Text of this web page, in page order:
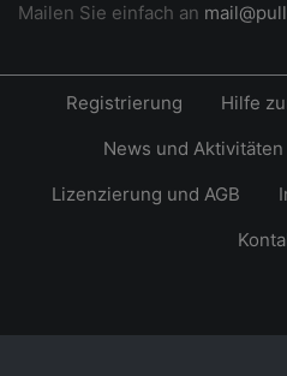
Mailen Sie einfach an
Registrierung Hilfe
News und Aktivitäten
Lizenzierung und AGB